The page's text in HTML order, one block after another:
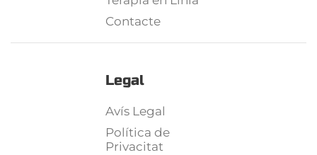
Contacte
Legal
Avís Legal
Política de
Privacitat